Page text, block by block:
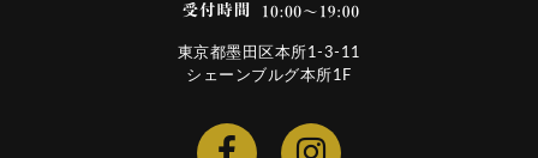
東京都墨田区本所1-3-11
シェーンブルグ本所1F